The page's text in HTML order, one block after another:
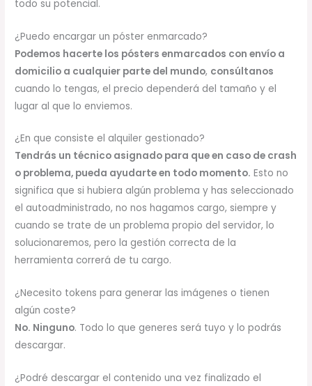
todo su potencial.
¿Puedo encargar un póster enmarcado?
Podemos hacerte los pósters enmarcados con envío a
domicilio a cualquier parte del mundo, consúltanos
cuando lo tengas, el precio dependerá del tamaño y el
lugar al que lo enviemos.
¿En que consiste el alquiler gestionado?
Tendrás un técnico asignado para que en caso de crash
o problema, pueda ayudarte en todo momento. Esto no
significa que si hubiera algún problema y has seleccionado
el autoadministrado, no nos hagamos cargo, siempre y
cuando se trate de un problema propio del servidor, lo
solucionaremos, pero la gestión correcta de la
herramienta correrá de tu cargo.
¿Necesito tokens para generar las imágenes o tienen
algún coste?
No. Ninguno. Todo lo que generes será tuyo y lo podrás
descargar.
¿Podré descargar el contenido una vez finalizado el